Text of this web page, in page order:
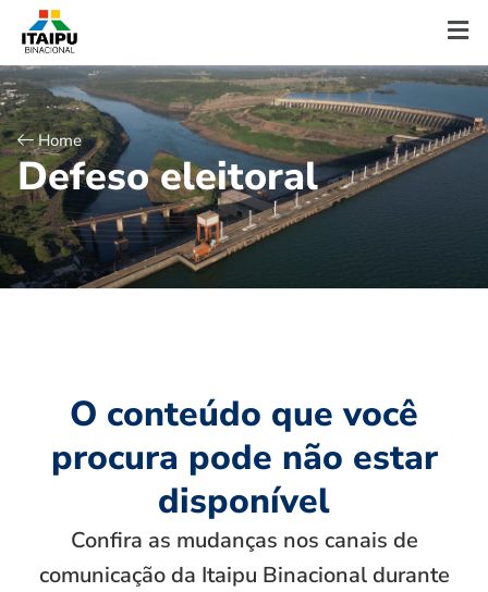
Home
Defeso eleitoral
O conteúdo que você
procura pode não estar
disponível
Confira as mudanças nos canais de
comunicação da Itaipu Binacional durante